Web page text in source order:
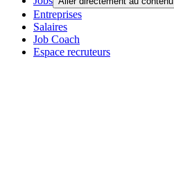
Entreprises
Salaires
Job Coach
Espace recruteurs